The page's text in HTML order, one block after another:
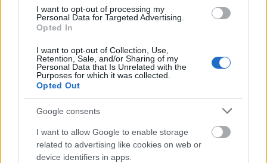
I want to opt-out of processing my
Personal Data for Targeted Advertising.
Opted In
I want to opt-out of Collection, Use,
Retention, Sale, and/or Sharing of my
Personal Data that Is Unrelated with the
Purposes for which it was collected.
Opted Out
Google consents
I want to allow Google to enable storage
related to advertising like cookies on web or
device identifiers in apps.
A Paks II vállalat úgy érvel, hogy végig
„teljesen
transzparensen”
projekttársaság honlapján”. Igen, sok minden
megtalálható a honlapon – úgy tűnik azonban,
jobbára azon adatok, amelyeket a társaság
„relevánsnak”,„szükségesnek”ítélt meg. Az
atlatszo.hu-nak megküldött anyagok azonban nem
megismerhetőek, a teljes transzparencia nem
valósult meg.